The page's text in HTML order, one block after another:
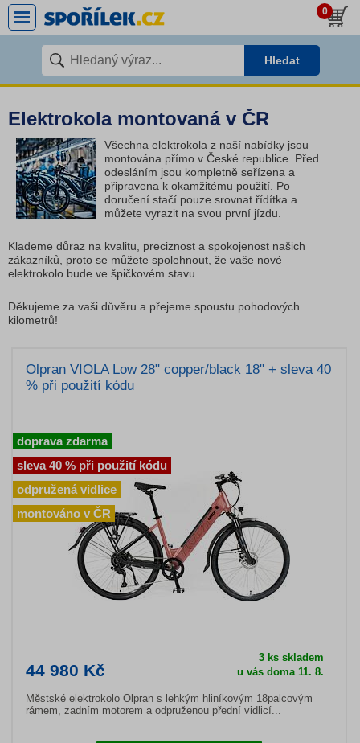
0
Hledat
Elektrokola montovaná v ČR
Všechna elektrokola z naší nabídky jsou
montována přímo v České republice. Před
odesláním jsou kompletně seřízena a
připravena k okamžitému použití. Po
doručení stačí pouze srovnat řídítka a
můžete vyrazit na svou první jízdu.
Klademe důraz na kvalitu, preciznost a spokojenost našich
zákazníků, proto se můžete spolehnout, že vaše nové
elektrokolo bude ve špičkovém stavu.
Děkujeme za vaši důvěru a přejeme spoustu pohodových
kilometrů!
Olpran VIOLA Low 28" copper/black 18" + sleva 40
% při použití kódu
44 980 Kč
3 ks skladem
u vás doma 11. 8.
Městské elektrokolo Olpran s lehkým hliníkovým 18palcovým
rámem, zadním motorem a odpruženou přední vidlicí...
doprava zdarma
sleva 40 % při použití kódu
odpružená vidlice
montováno v ČR